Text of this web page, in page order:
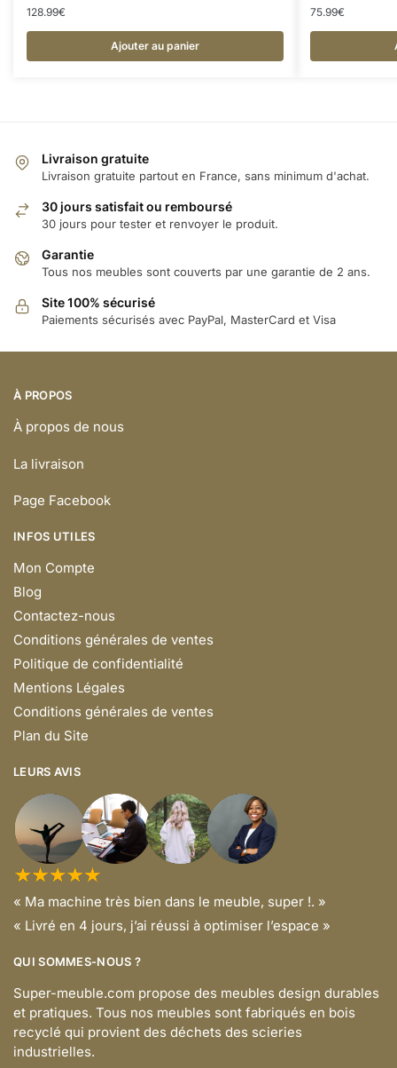
128.99€
Ajouter au panier
75.99€
Livraison gratuite
Livraison gratuite partout en France, sans minimum d'achat.
30 jours satisfait ou remboursé
30 jours pour tester et renvoyer le produit.
Garantie
Tous nos meubles sont couverts par une garantie de 2 ans.
Site 100% sécurisé
Paiements sécurisés avec PayPal, MasterCard et Visa
À PROPOS
À propos de nous
La livraison
Page Facebook
INFOS UTILES
Mon Compte
Blog
Contactez-nous
Conditions générales de ventes
Politique de confidentialité
Mentions Légales
Conditions générales de ventes
Plan du Site
LEURS AVIS
« Ma machine très bien dans le meuble, super !. »
« Livré en 4 jours, j’ai réussi à optimiser l’espace »
QUI SOMMES-NOUS ?
Super-meuble.com propose des meubles design durables
et pratiques. Tous nos meubles sont fabriqués en bois
recyclé qui provient des déchets des scieries
industrielles.